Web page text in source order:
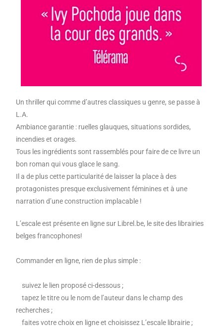
Un thriller qui comme d’autres classiques u genre, se passe à
L.A.
Ambiance garantie : ruelles glauques, situations sordides,
incendies et orages.
Tous les ingrédients sont rassemblés pour faire de ce livre un
bon roman qui vous glace le sang.
Il a de plus cette particularité de laisser la place à des
protagonistes presque exclusivement féminines et à une
narration d’une construction implacable !
L’escale est présente en ligne sur Librel.be, le site des librairies
belges francophones!
Commander en ligne, rien de plus simple :
suivez le lien proposé ci-dessous ;
tapez le titre ou le nom de l’auteur dans le champ des
recherches ;
faites votre choix en ligne et choisissez L’escale librairie ;